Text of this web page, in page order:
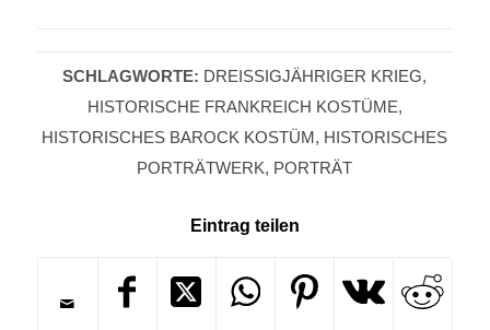
SCHLAGWORTE: DREISSIGJÄHRIGER KRIEG
,
HISTORISCHE FRANKREICH KOSTÜME,
HISTORISCHES BAROCK KOSTÜM, HISTORISCHES
PORTRÄTWERK, PORTRÄT
Eintrag teilen